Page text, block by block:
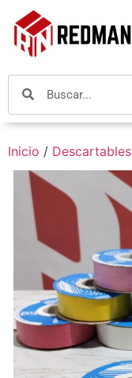
Inicio / Descartables